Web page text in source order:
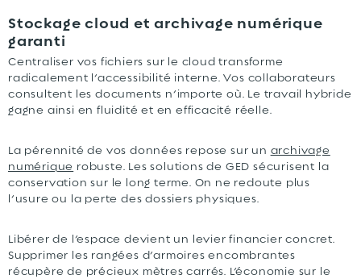
Stockage cloud et archivage numérique
garanti
Centraliser vos fichiers sur le cloud transforme
radicalement l’accessibilité interne. Vos collaborateurs
consultent les documents n’importe où. Le travail hybride
gagne ainsi en fluidité et en efficacité réelle.
La pérennité de vos données repose sur un archivage
numérique robuste. Les solutions de GED sécurisent la
conservation sur le long terme. On ne redoute plus
l’usure ou la perte des dossiers physiques.
Libérer de l’espace devient un levier financier concret.
Supprimer les rangées d’armoires encombrantes
récupère de précieux mètres carrés. L’économie sur le